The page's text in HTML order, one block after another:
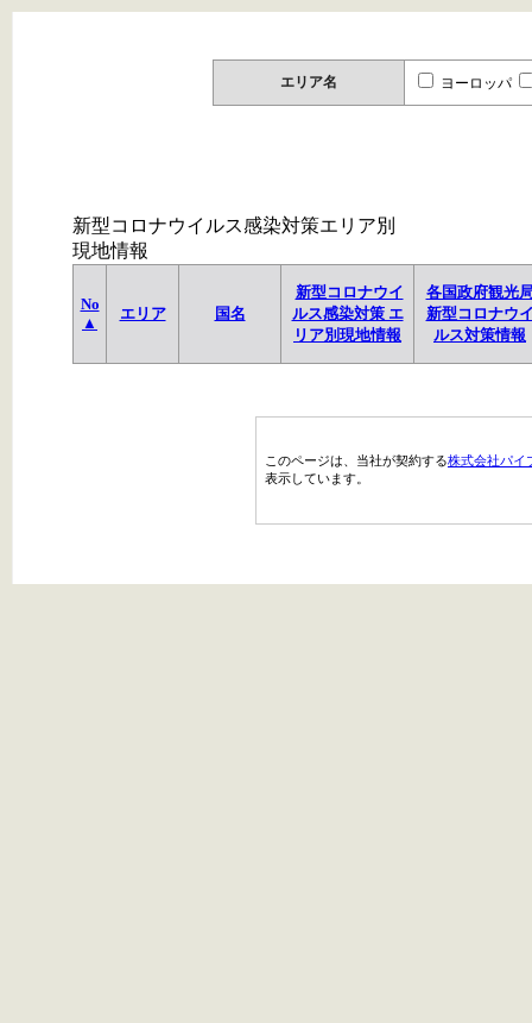
エリア名 ヨーロッパ
新型コロナウイルス感染対策エリア別
現地情報
No
▲
エリア 国名
新型コロナウイ
ルス感染対策 エ
リア別現地情報
各国政府観光
新型コロナウ
ルス対策情報
このページは、当社が契約する株式会社パイ
表示しています。